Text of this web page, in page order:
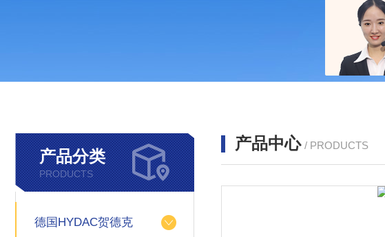
产品分类
PRODUCTS
德国HYDAC贺德克
产品中心 / PRODUCTS